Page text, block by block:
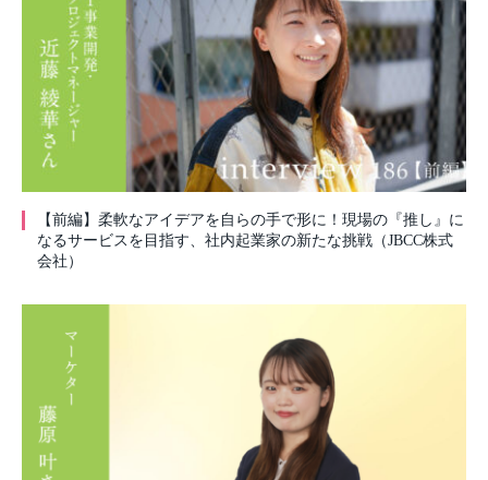
【前編】柔軟なアイデアを自らの手で形に！現場の『推し』に
なるサービスを目指す、社内起業家の新たな挑戦（JBCC株式
会社）